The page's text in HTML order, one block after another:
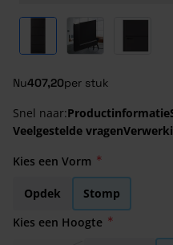
View larger image
View larger image
View
Nu407,20per stuk
Snel naar:Productinformatie
Veelgestelde vragen
Kies een Vorm
Opdek
Stomp
Kies een Hoogte